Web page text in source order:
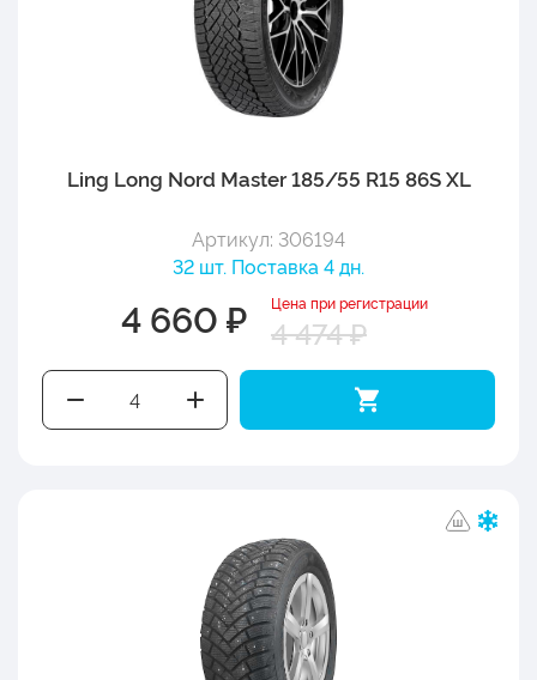
Ling Long Nord Master 185/55 R15 86S XL
Артикул: 306194
32 шт. Поставка 4 дн.
4 660 ₽ Цена при регистрации
4 474 ₽